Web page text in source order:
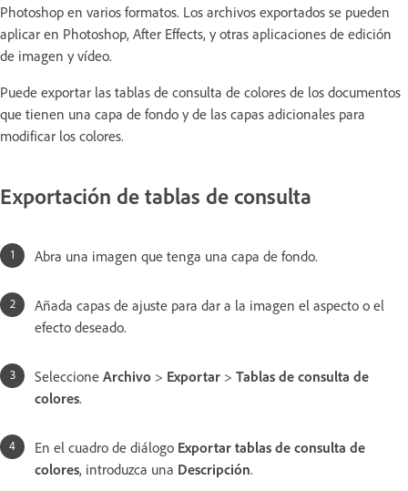
Photoshop en varios formatos. Los archivos exportados se pueden
aplicar en Photoshop, After Effects, y otras aplicaciones de edición
de imagen y vídeo.
Puede exportar las tablas de consulta de colores de los documentos
que tienen una capa de fondo y de las capas adicionales para
modificar los colores.
Exportación de tablas de consulta
Abra una imagen que tenga una capa de fondo.
Añada capas de ajuste para dar a la imagen el aspecto o el
efecto deseado.
Seleccione Archivo > Exportar > Tablas de consulta de
colores.
En el cuadro de diálogo Exportar tablas de consulta de
colores, introduzca una Descripción.